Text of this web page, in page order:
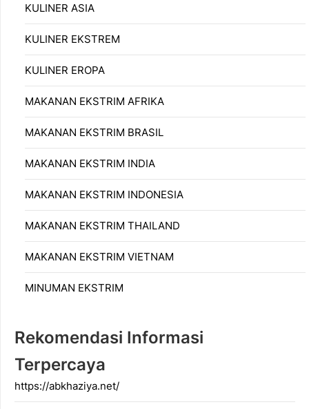
KULINER ASIA
KULINER EKSTREM
KULINER EROPA
MAKANAN EKSTRIM AFRIKA
MAKANAN EKSTRIM BRASIL
MAKANAN EKSTRIM INDIA
MAKANAN EKSTRIM INDONESIA
MAKANAN EKSTRIM THAILAND
MAKANAN EKSTRIM VIETNAM
MINUMAN EKSTRIM
Rekomendasi Informasi
Terpercaya
https://abkhaziya.net/